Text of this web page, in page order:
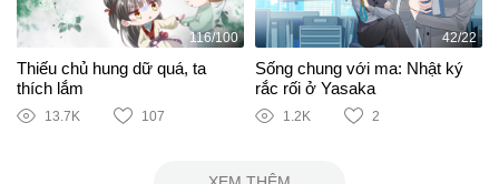
116/100
Thiếu chủ hung dữ quá, ta
thích lắm
13.7K 107
42/22
Sống chung với ma: Nhật ký
rắc rối ở Yasaka
1.2K 2